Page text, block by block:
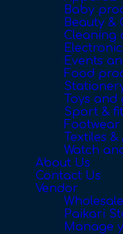
Baby
Beauty &
Cleaning
Events
Food
Toys and
Sport &
Footwear
Textiles &
Watch
About Us
Contact Us
Vendor
Paikari
Manage